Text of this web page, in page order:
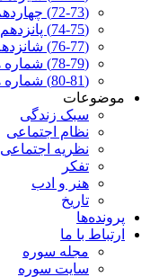
(72-73) چهاردهم
(74-75) پانزدهم
(76-77) شانزدهم
(78-79) شماره هفدهم
(80-81) شماره هجدهم
موضوعات
سبک زندگی
نظام اجتماعی
نظریه اجتماعی
تفکر
هنر و ادب
تاریخ
پرونده‌ها
ارتباط با ما
مجله سوره
سایت سوره